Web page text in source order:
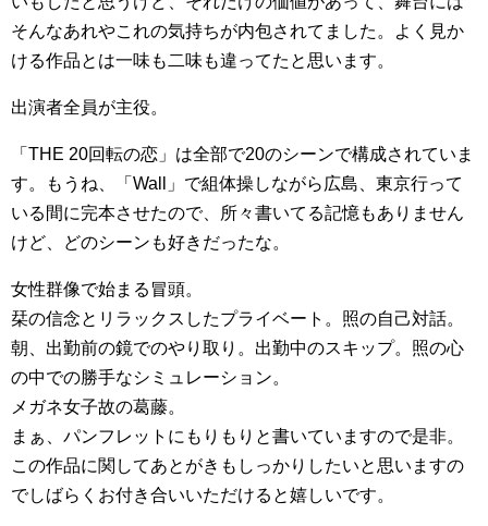
そんなあれやこれの気持ちが内包されてました。よく見か
ける作品とは一味も二味も違ってたと思います。
出演者全員が主役。
「THE 20回転の恋」は全部で20のシーンで構成されていま
す。もうね、「Wall」で組体操しながら広島、東京行って
いる間に完本させたので、所々書いてる記憶もありません
けど、どのシーンも好きだったな。
女性群像で始まる冒頭。
栞の信念とリラックスしたプライベート。照の自己対話。
朝、出勤前の鏡でのやり取り。出勤中のスキップ。照の心
の中での勝手なシミュレーション。
メガネ女子故の葛藤。
まぁ、パンフレットにもりもりと書いていますので是非。
この作品に関してあとがきもしっかりしたいと思いますの
でしばらくお付き合いいただけると嬉しいです。